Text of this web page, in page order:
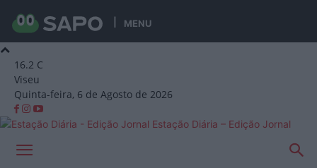
MENU
16.2 C
Viseu
Quinta-feira, 6 de Agosto de 2026
Estação Diária – Edição Jornal